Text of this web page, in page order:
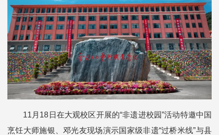
11月18日在大观校区开展的“非遗进校园”活动特邀中国
烹饪大师施银、邓光友现场演示国家级非遗“过桥米线”与县